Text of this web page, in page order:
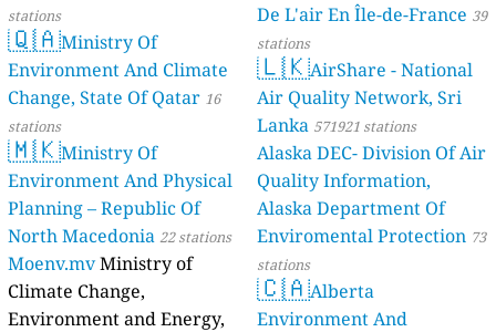
De L'air En Île-de-France 39
stations
🇱🇰AirShare - National
Air Quality Network, Sri
Lanka 571921 stations
Alaska DEC- Division Of Air
Quality Information,
Alaska Department Of
Enviromental Protection 73
stations
🇨🇦Alberta
Environment And
stations
🇶🇦Ministry Of
Environment And Climate
Change, State Of Qatar 16
stations
🇲🇰Ministry Of
Environment And Physical
Planning – Republic Of
North Macedonia 22 stations
Moenv.mvMinistry of
Climate Change,
Environment and Energy,